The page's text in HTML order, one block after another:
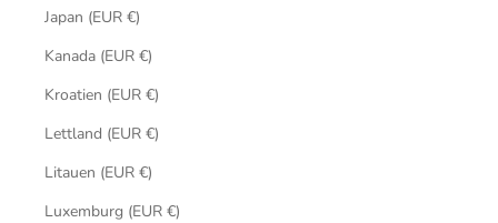
Japan (EUR €)
Kanada (EUR €)
Kroatien (EUR €)
Lettland (EUR €)
Litauen (EUR €)
Luxemburg (EUR €)